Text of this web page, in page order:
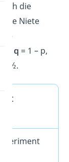
die
Niete
die
q = 1 – p,
½.